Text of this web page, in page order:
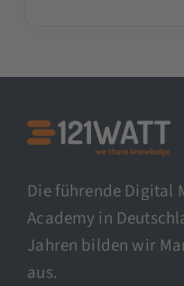
Die führende Digital
Academy in
Jahren bilden wir
aus.